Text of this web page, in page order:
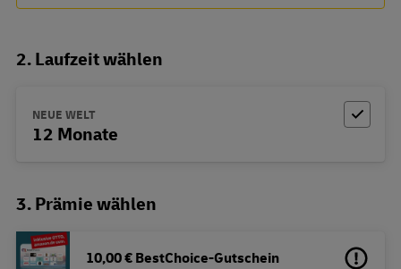
2. Laufzeit wählen
NEUE WELT
12 Monate
3. Prämie wählen
10,00 € BestChoice-Gutschein